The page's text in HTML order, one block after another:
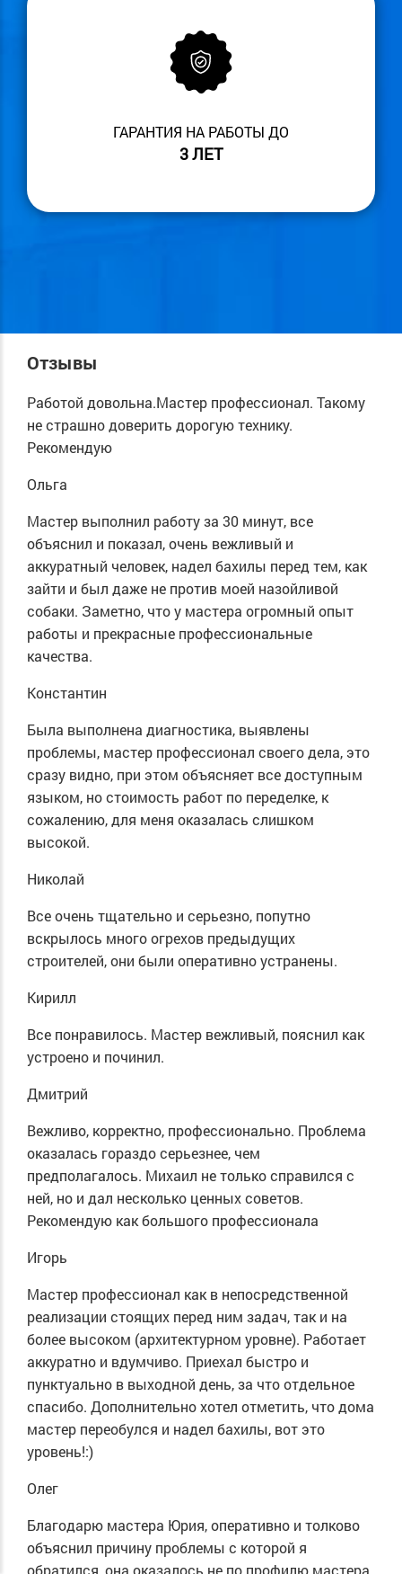
ГАРАНТИЯ НА РАБОТЫ ДО
3 ЛЕТ
Отзывы
Работой довольна.Мастер профессионал. Такому
не страшно доверить дорогую технику.
Рекомендую
Ольга
Мастер выполнил работу за 30 минут, все
объяснил и показал, очень вежливый и
аккуратный человек, надел бахилы перед тем, как
зайти и был даже не против моей назойливой
собаки. Заметно, что у мастера огромный опыт
работы и прекрасные профессиональные
качества.
Константин
Была выполнена диагностика, выявлены
проблемы, мастер профессионал своего дела, это
сразу видно, при этом объясняет все доступным
языком, но стоимость работ по переделке, к
сожалению, для меня оказалась слишком
высокой.
Николай
Все очень тщательно и серьезно, попутно
вскрылось много огрехов предыдущих
строителей, они были оперативно устранены.
Кирилл
Все понравилось. Мастер вежливый, пояснил как
устроено и починил.
Дмитрий
Вежливо, корректно, профессионально. Проблема
оказалась гораздо серьезнее, чем
предполагалось. Михаил не только справился с
ней, но и дал несколько ценных советов.
Рекомендую как большого профессионала
Игорь
Мастер профессионал как в непосредственной
реализации стоящих перед ним задач, так и на
более высоком (архитектурном уровне). Работает
аккуратно и вдумчиво. Приехал быстро и
пунктуально в выходной день, за что отдельное
спасибо. Дополнительно хотел отметить, что дома
мастер переобулся и надел бахилы, вот это
уровень!:)
Олег
Благодарю мастера Юрия, оперативно и толково
объяснил причину проблемы с которой я
обратился, она оказалось не по профилю мастера